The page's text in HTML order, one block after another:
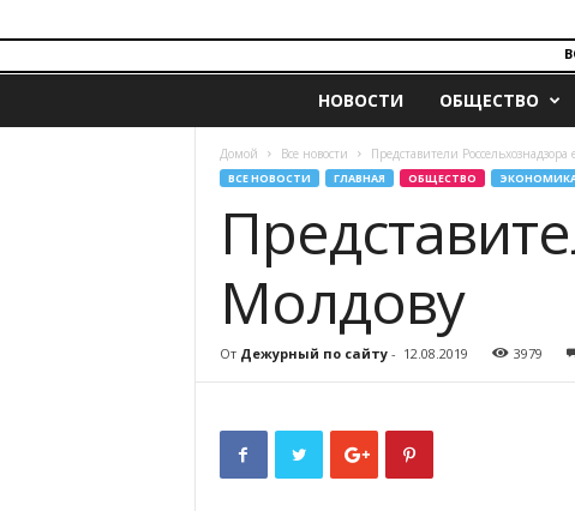
z
e
НОВОСТИ ОБЩЕСТВО
Домой Все новости Представители Россельхознадзора
ВСЕ НОВОСТИ ГЛАВНАЯ ОБЩЕСТВО
Молдову
От Дежурный по сайту- 12.08.2019 3979